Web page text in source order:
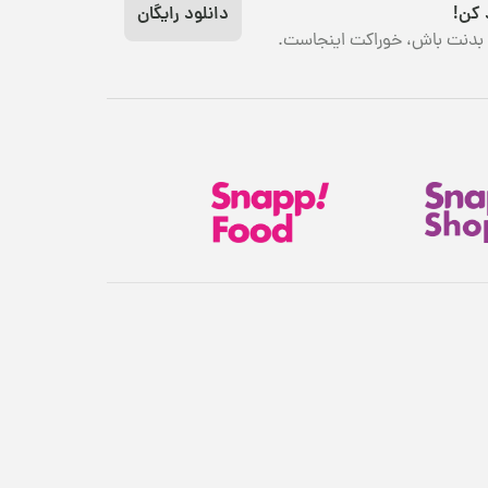
کن!
بدنت باش، خوراکت اینجاست.
دانلود رایگان